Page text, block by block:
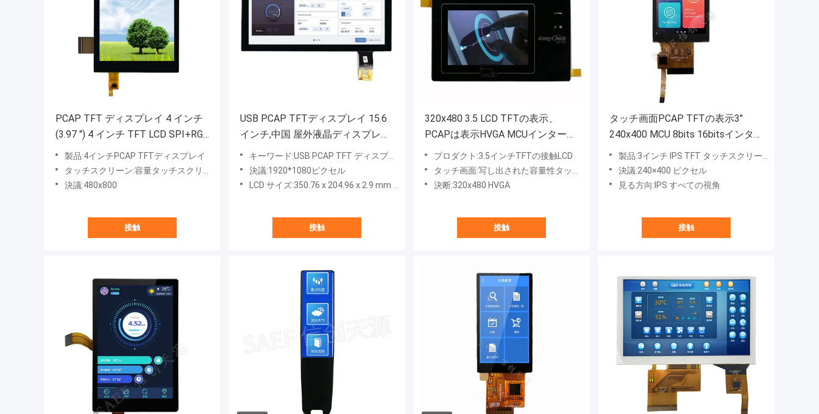
PCAP TFT ディスプレイ 4 インチ
(3.97 ") 4 インチ TFT LCD SPI+RGB
インターフェイス IPS 容量タッチ
画面
製品:4インチPCAP TFTディスプレイ
タッチスクリーン:容量タッチスクリーン
決議:480x800
接触
USB PCAP TFTディスプレイ 15.6
インチ,中国 屋外液晶ディスプレイ
EDP 15.6 インチ 1000 ニット表面
明るさ
キーワード:USB PCAP TFT ディスプレイ 15.6 インチ
決議:1920*1080ピクセル
LCD サイズ:350.76 x 204.96 x 2.9 mm (w/o タッチ)
接触
320x480 3.5 LCD TFTの表示、
PCAPは表示HVGA MCUインターフ
ェイスに触れる
プロダクト:3.5インチTFTの接触LCD
タッチ画面:写し出された容量性タッチ画面
決断:320x480 HVGA
接触
タッチ画面PCAP TFTの表示3"
240x400 MCU 8bits 16bitsインタ
ーフェイス40 Pin
製品:3インチ IPS TFT タッチスクリーン
決議:240×400 ピクセル
見る方向:IPS すべての視角
接触